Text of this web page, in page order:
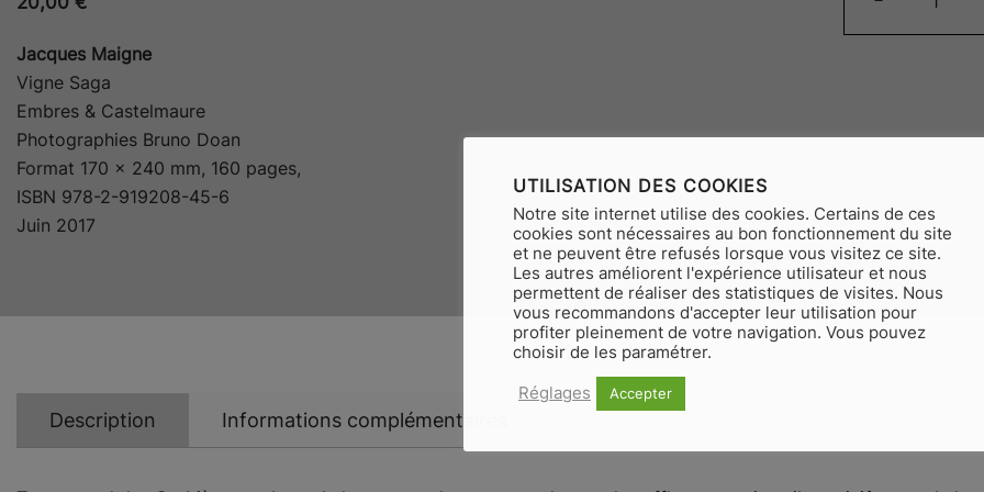
Jacques Maigne
Vigne Saga
Embres & Castelmaure
Photographies Bruno Doan
Format 170 x 240 mm, 160 pages,
ISBN 978-2-919208-45-6
Juin 2017
Description Informations complémentaires
UTILISATION DES COOKIES
Notre site internet utilise des cookies. Certains de ces
cookies sont nécessaires au bon fonctionnement du site
et ne peuvent être refusés lorsque vous visitez ce site.
Les autres améliorent l'expérience utilisateur et nous
permettent de réaliser des statistiques de visites. Nous
vous recommandons d'accepter leur utilisation pour
profiter pleinement de votre navigation. Vous pouvez
choisir de les paramétrer.
Réglages Accepter